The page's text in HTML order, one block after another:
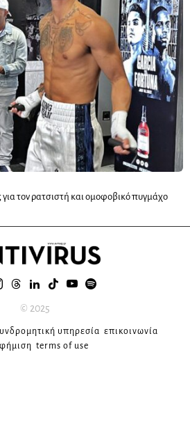
για τον ρατσιστή και ομοφοβικό πυγμάχο
© 2025
υπηρεσία επικοινωνία
terms of use